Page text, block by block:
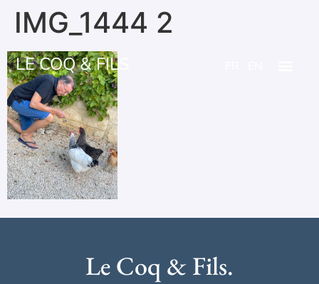
LE COQ & FILS
IMG_1444 2
Le Coq & Fils.